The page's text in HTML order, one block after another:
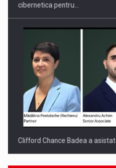
cibernetica pentru…
Clifford Chance Badea a